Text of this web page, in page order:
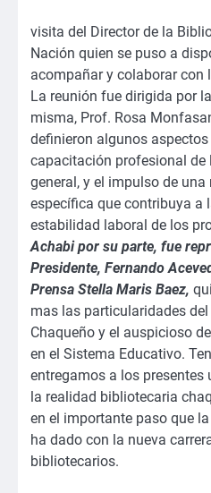
visita del Director de la
Nación quien se puso a
acompañar y colaborar con
La reunión fue dirigida por
misma, Prof. Rosa
definieron algunos
capacitación profesional de
general, y el impulso de
específica que contribuya a
estabilidad laboral de los
Achabi por su parte, fue
Presidente, Fernando
Prensa Stella Maris Baez,
mas las particularidades
Chaqueño y el auspicioso
en el Sistema Educativo.
entregamos a los
la realidad bibliotecaria
en el importante paso que
ha dado con la nueva
bibliotecarios.